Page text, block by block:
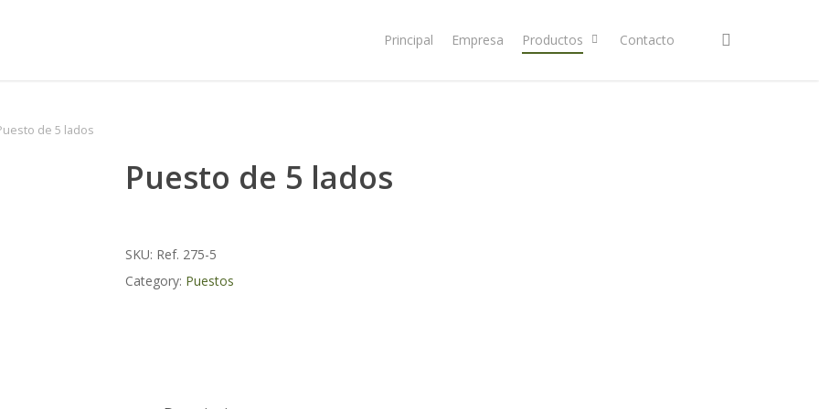
Principal Empresa Productos Contacto
de 5 lados
Puesto de 5 lados
SKU: Ref. 275-5
Category: Puestos